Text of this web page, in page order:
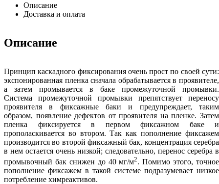
Описание
Доставка и оплата
Описание
Принцип каскадного фиксирования очень прост по своей сути:
экспонированная пленка сначала обрабатывается в проявителе,
а затем промывается в баке промежуточной промывки.
Система промежуточной промывки препятствует переносу
проявителя в фиксажные баки и предупреждает, таким
образом, появление дефектов от проявителя на пленке. Затем
пленка фиксируется в первом фиксажном баке и
прополаскивается во втором. Так как пополнение фиксажем
производится во второй фиксажный бак, концентрация серебра
в нем остается очень низкой; следовательно, перенос серебра в
промывочный бак снижен до 40 мг/м2. Помимо этого, точное
пополнение фиксажем в такой системе подразумевает низкое
потребление химреактивов.